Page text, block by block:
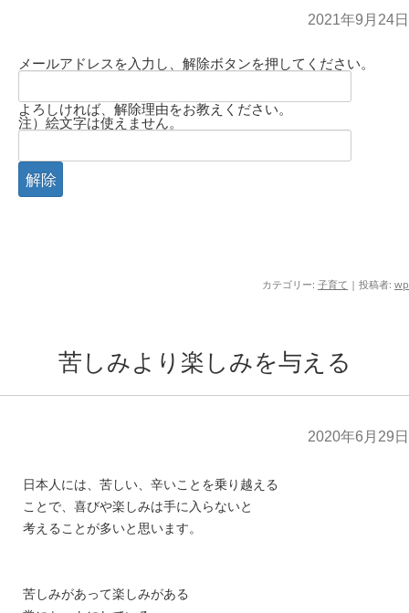
2021年9月24日
メールアドレスを入力し、解除ボタンを押してください。
よろしければ、解除理由をお教えください。
注）絵文字は使えません。
カテゴリー: 子育て | 投稿者: wp
苦しみより楽しみを与える
2020年6月29日
日本人には、苦しい、辛いことを乗り越える
ことで、喜びや楽しみは手に入らないと
考えることが多いと思います。
苦しみがあって楽しみがある